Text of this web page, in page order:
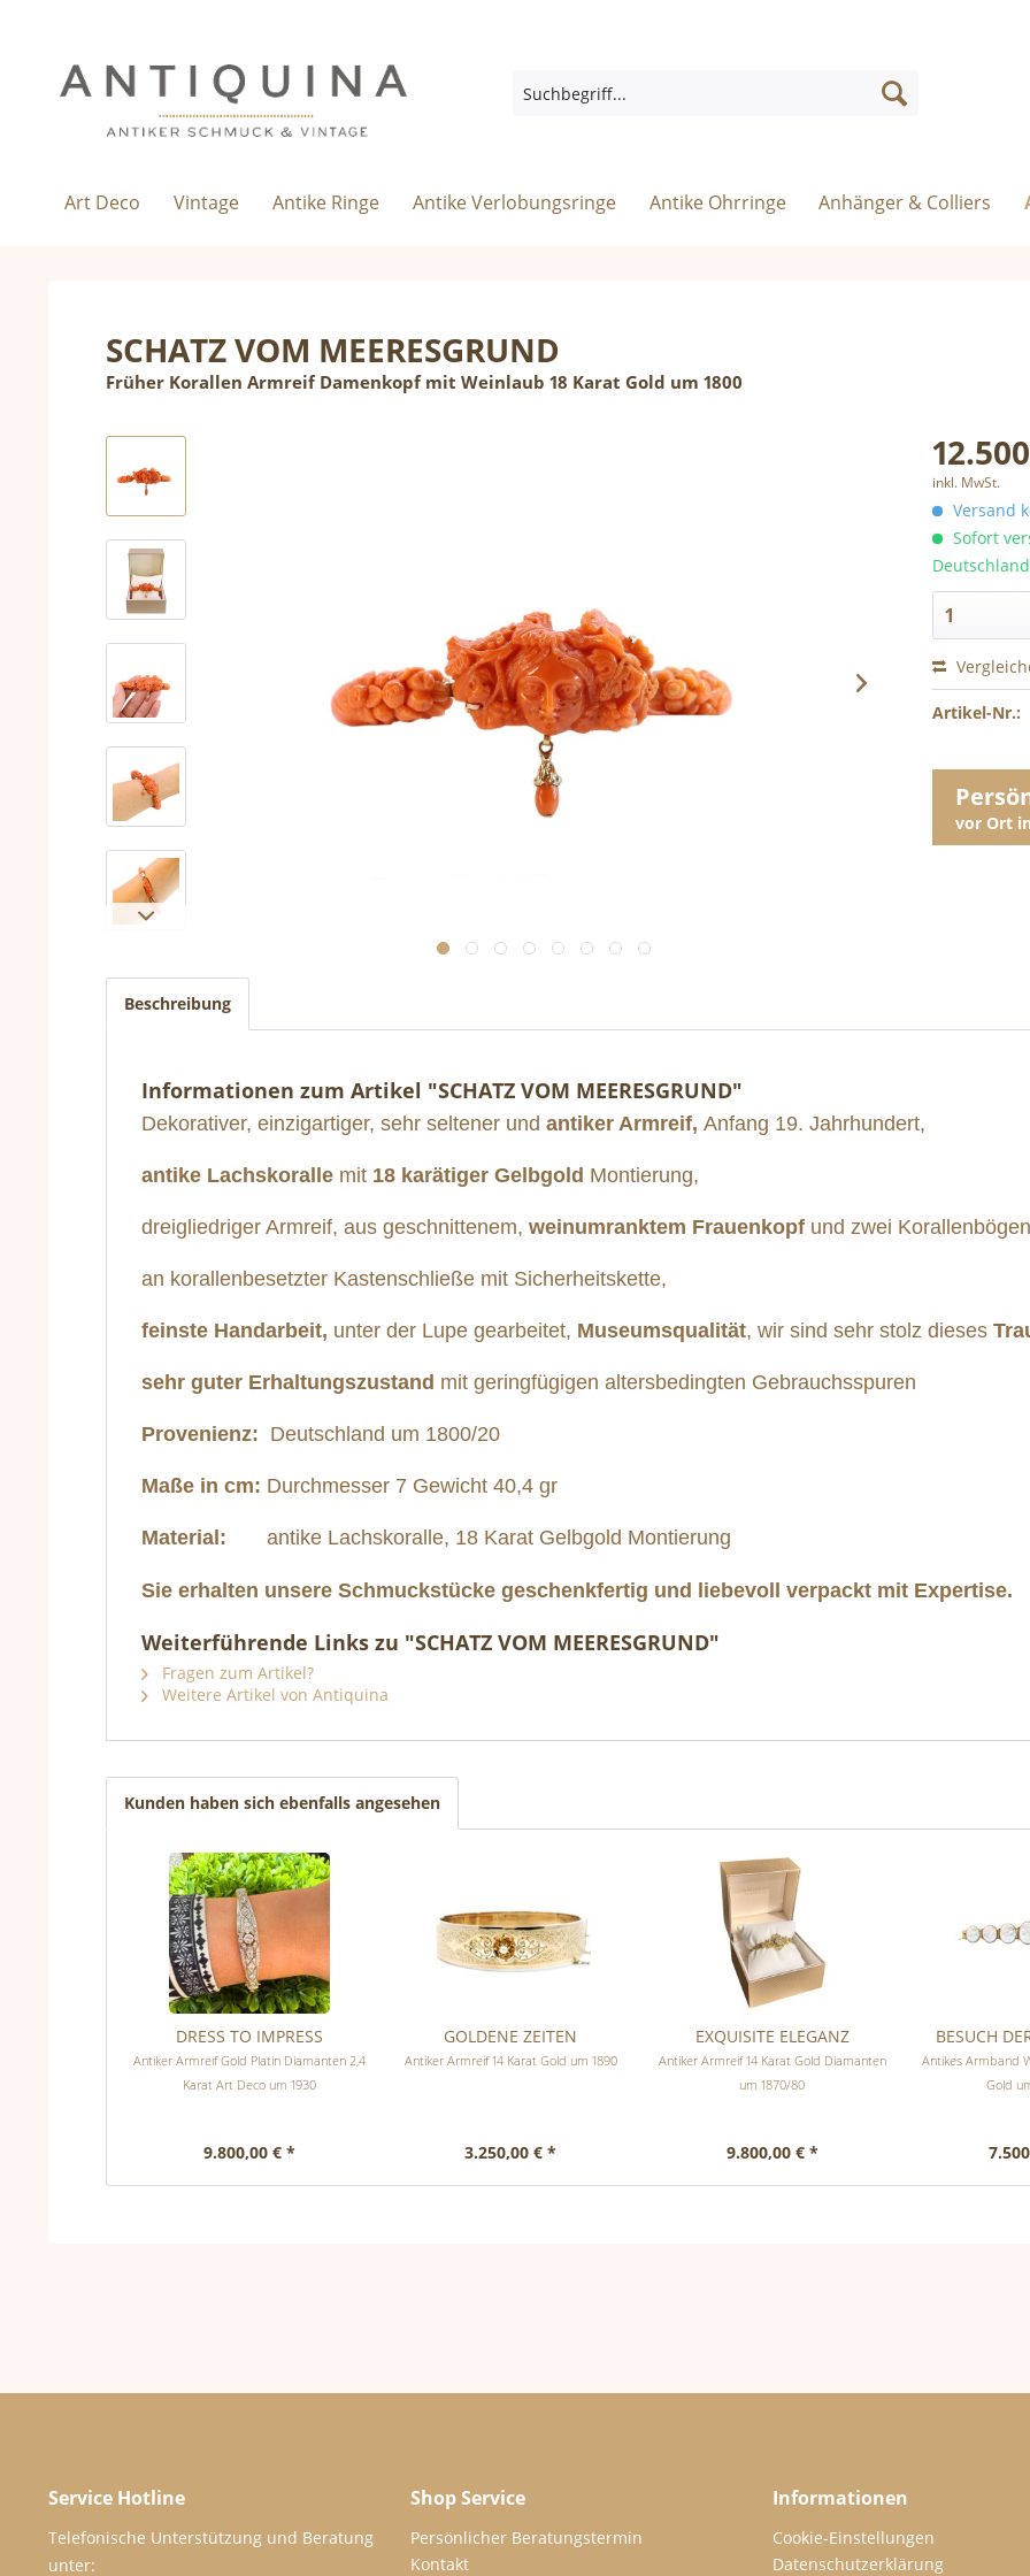
Art Deco Vintage Antike Ringe Antike Verlobungsringe Antike Ohrringe Anhänger & Colliers
SCHATZ VOM MEERESGRUND
Früher Korallen Armreif Damenkopf mit Weinlaub 18 Karat Gold um 1800
inkl. MwSt.
Versand
Sofort
Artikel-Nr.:
vor Ort
Beschreibung
Informationen zum Artikel "SCHATZ VOM MEERESGRUND"
Dekorativer, einzigartiger, sehr seltener und antiker Armreif, Anfang 19. Jahrhundert,
antike Lachskoralle mit 18 karätiger Gelbgold Montierung,
dreigliedriger Armreif, aus geschnittenem, weinumranktem Frauenkopf und zwei
an korallenbesetzter Kastenschließe mit Sicherheitskette,
feinste Handarbeit, unter der Lupe gearbeitet, Museumsqualität, wir sind sehr stolz dieses
sehr guter Erhaltungszustand mit geringfügigen altersbedingten Gebrauchsspuren
Provenienz: Deutschland um 1800/20
Maße in cm: Durchmesser 7 Gewicht 40,4 gr
Material: antike Lachskoralle, 18 Karat Gelbgold Montierung
Sie erhalten unsere Schmuckstücke geschenkfertig und liebevoll verpackt mit Expertise.
Weiterführende Links zu "SCHATZ VOM MEERESGRUND"
Fragen zum Artikel?
Weitere Artikel von Antiquina
Kunden haben sich ebenfalls angesehen
DRESS TO IMPRESS
Antiker Armreif Gold Platin Diamanten 2,4
Karat Art Deco um 1930
9.800,00 € *
GOLDENE ZEITEN
Antiker Armreif 14 Karat Gold um 1890
3.250,00 € *
EXQUISITE ELEGANZ
Antiker Armreif 14 Karat Gold Diamanten
um 1870/80
9.800,00 € *
BESUCH
Antikes Armband
Gold
Service Hotline
Telefonische Unterstützung und Beratung
unter:
Shop Service
Persönlicher Beratungstermin
Kontakt
Informationen
Cookie-Einstellungen
Datenschutzerklärung